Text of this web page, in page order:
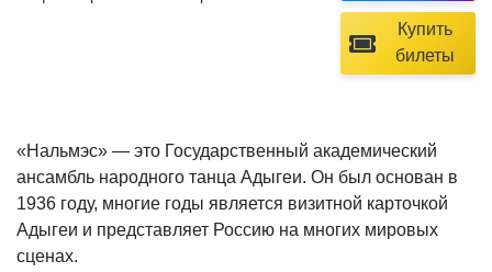
Купить
билеты
«Нальмэс» — это Государственный академический
ансамбль народного танца Адыгеи. Он был основан в
1936 году, многие годы является визитной карточкой
Адыгеи и представляет Россию на многих мировых
сценах.